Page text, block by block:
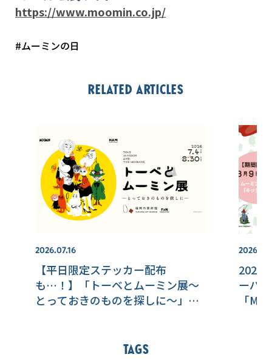
https://www.moomin.co.jp/
#ムーミンの日
Related articles
2026.07.16
【平日限定ステッカー配布
も…！】「トーベとムーミン展～
とっておきのものを探しに～」福
2026
ーパ
「
Tags